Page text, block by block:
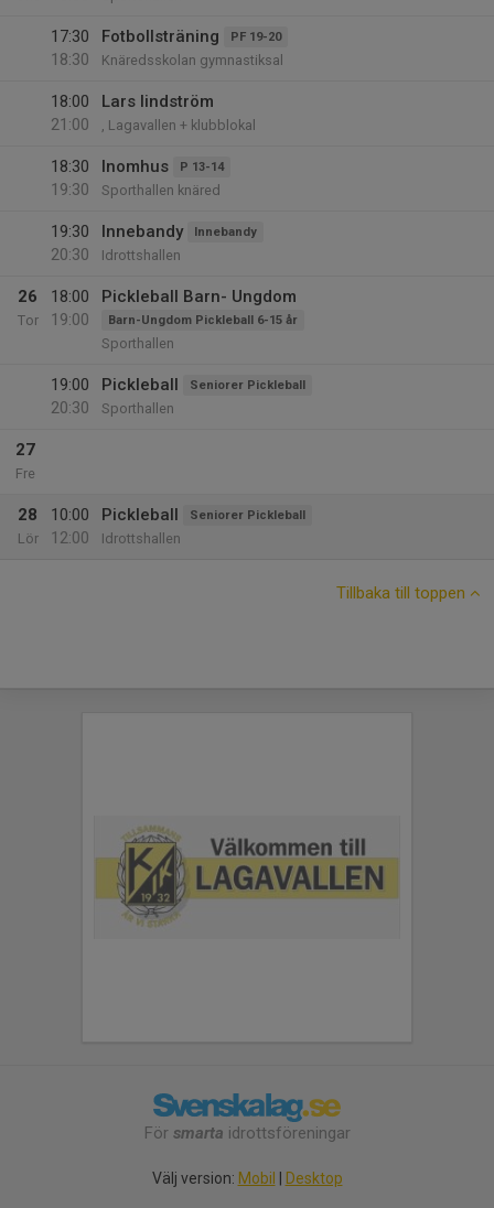
17:30
18:30
Fotbollsträning PF 19-20
Knäredsskolan gymnastiksal
18:00
21:00
Lars lindström
, Lagavallen + klubblokal
18:30
19:30
Inomhus P 13-14
Sporthallen knäred
19:30
20:30
Innebandy Innebandy
Idrottshallen
26
Tor
18:00
19:00
Pickleball Barn- Ungdom
Barn-Ungdom Pickleball 6-15 år
Sporthallen
19:00
20:30
Pickleball Seniorer Pickleball
Sporthallen
27
Fre
28
Lör
10:00
12:00
Pickleball Seniorer Pickleball
Idrottshallen
Tillbaka till toppen
För smarta idrottsföreningar
Välj version: Mobil Desktop